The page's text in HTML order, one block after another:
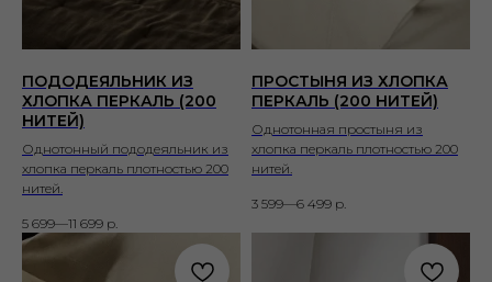
ПОДОДЕЯЛЬНИК ИЗ
ХЛОПКА ПЕРКАЛЬ (200
НИТЕЙ)
Однотонный пододеяльник из
хлопка перкаль плотностью 200
нитей.
5 699—11 699 р.
ПРОСТЫНЯ ИЗ ХЛОПКА
ПЕРКАЛЬ (200 НИТЕЙ)
Однотонная простыня из
хлопка перкаль плотностью 200
нитей.
3 599—6 499 р.